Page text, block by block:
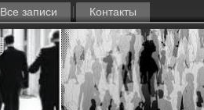
Все записи Контакты